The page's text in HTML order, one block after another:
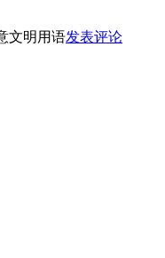
文明用语发表评论